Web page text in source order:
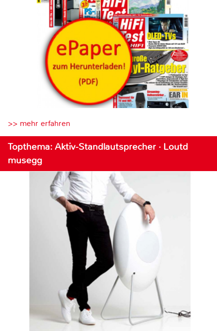
>> mehr erfahren
Topthema: Aktiv-Standlautsprecher · Loutd
musegg